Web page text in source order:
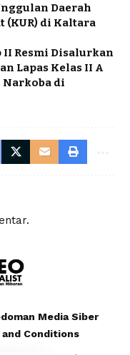
Daerah
(KUR) di Kaltara
II Resmi Disalurkan
Lapas Kelas II A
di
Media Siber
and Conditions